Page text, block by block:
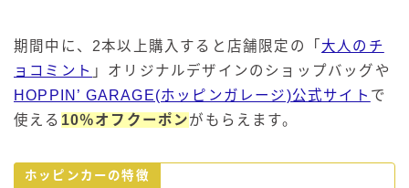
期間中に、2本以上購入すると店舗限定の「 大人のチ
ョコミント 」オリジナルデザインのショップバッグや
HOPPIN’ GARAGE(ホッピンガレージ)公式サイト で
使える 10％オフクーポンがもらえます。
ホッピンカーの特徴